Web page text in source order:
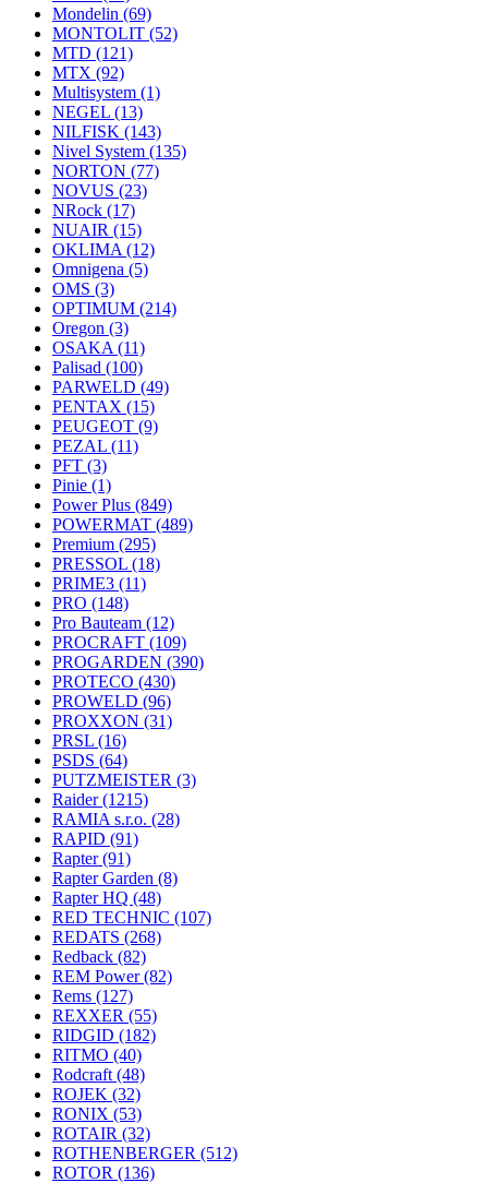
Mondelin (69)
MONTOLIT (52)
MTD (121)
MTX (92)
Multisystem (1)
NEGEL (13)
NILFISK (143)
Nivel System (135)
NORTON (77)
NOVUS (23)
NRock (17)
NUAIR (15)
OKLIMA (12)
Omnigena (5)
OMS (3)
OPTIMUM (214)
Oregon (3)
OSAKA (11)
Palisad (100)
PARWELD (49)
PENTAX (15)
PEUGEOT (9)
PEZAL (11)
PFT (3)
Pinie (1)
Power Plus (849)
POWERMAT (489)
Premium (295)
PRESSOL (18)
PRIME3 (11)
PRO (148)
Pro Bauteam (12)
PROCRAFT (109)
PROGARDEN (390)
PROTECO (430)
PROWELD (96)
PROXXON (31)
PRSL (16)
PSDS (64)
PUTZMEISTER (3)
Raider(1215)
RAMIA s.r.o. (28)
RAPID (91)
Rapter(91)
Rapter Garden (8)
Rapter HQ (48)
RED TECHNIC (107)
REDATS (268)
Redback (82)
REM Power(82)
Rems (127)
REXXER (55)
RIDGID (182)
RITMO (40)
Rodcraft (48)
ROJEK (32)
RONIX (53)
ROTAIR (32)
ROTHENBERGER (512)
ROTOR (136)